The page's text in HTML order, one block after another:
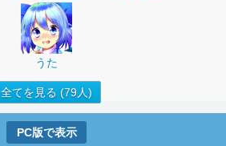
うた
全てを見る (79人)
PC版で表示